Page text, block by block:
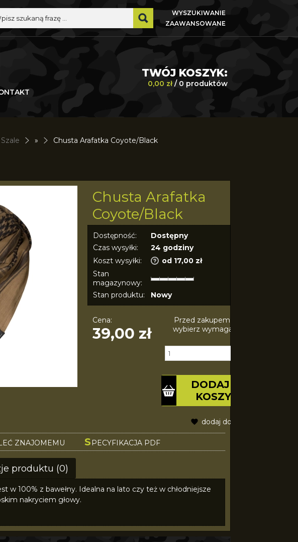
WYSZUKIWANIE
ZAAWANSOWANE
TWÓJ KOSZYK:
0,00 zł/ 0 produktów
» Chusta Arafatka Coyote/Black
Chusta Arafatka
Coyote/Black
Dostępność:
Dostępny
Czas wysyłki:
24 godziny
Koszt wysyłki:
od 17,00 zł
Stan
magazynowy:
Stan produktu:
Nowy
Cena:
39,00 zł
Przed zakupem produktu
wybierz wymagane opcje.
DODAJ DO
KOSZYKA
dodaj do schowka
ZNAJOMEMU S PECYFIKACJA PDF
produktu (0)
w 100% z bawełny. Idealna na lato czy też w chłodniejsze
nakryciem głowy.